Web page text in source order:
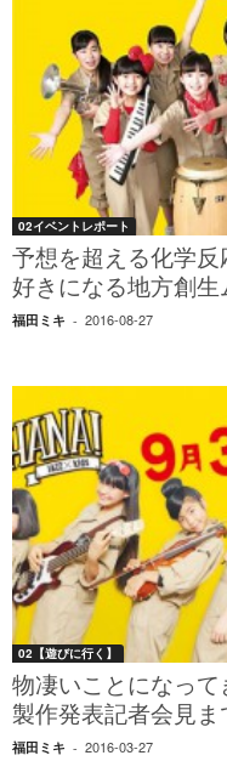
02イベントレポート
予想を超える化学
好きになる地方創生
福田ミキ - 2016-08-27
02【遊びに行く】
物凄いことになって
製作発表記者会見ま
福田ミキ - 2016-03-27